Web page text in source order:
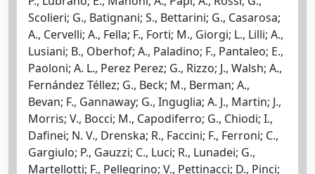
Scolieri; G., Batignani; S., Bettarini; G., Casarosa;
A., Cervelli; A., Fella; F., Forti; M., Giorgi; L., Lilli; A.,
Lusiani; B., Oberhof; A., Paladino; F., Pantaleo; E.,
Paoloni; A. L., Perez Perez; G., Rizzo; J., Walsh; A.,
Fernández Téllez; G., Beck; M., Berman; A.,
Bevan; F., Gannaway; G., Inguglia; A. J., Martin; J.,
Morris; V., Bocci; M., Capodiferro; G., Chiodi; I.,
Dafinei; N. V., Drenska; R., Faccini; F., Ferroni; C.,
Gargiulo; P., Gauzzi; C., Luci; R., Lunadei; G.,
Martellotti; F., Pellegrino; V., Pettinacci; D., Pinci;